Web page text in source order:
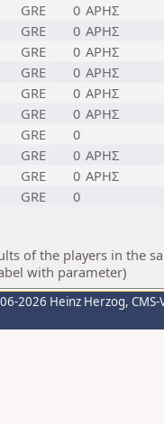
GRE 0 ΑΡΗΣ
GRE 0 ΑΡΗΣ
GRE 0 ΑΡΗΣ
GRE 0 ΑΡΗΣ
GRE 0 ΑΡΗΣ
GRE 0 ΑΡΗΣ
GRE
0
GRE 0 ΑΡΗΣ
GRE 0 ΑΡΗΣ
GRE
0
of the players in the
with parameter)
2026 Heinz Herzog,